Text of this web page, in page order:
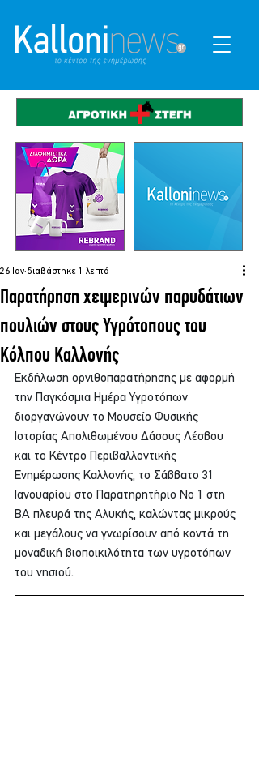
Παρατήρηση χειμερινών παρυδάτιων
πουλιών στους Υγρότοπους του
Κόλπου Καλλονής
26 Ιαν διαβάστηκε 1 λεπτά
Εκδήλωση ορνιθοπαρατήρησης με αφορμή
την Παγκόσμια Ημέρα Υγροτόπων
διοργανώνουν το Μουσείο Φυσικής
Ιστορίας Απολιθωμένου Δάσους Λέσβου
και το Κέντρο Περιβαλλοντικής
Ενημέρωσης Καλλονής, το Σάββατο 31
Ιανουαρίου στο Παρατηρητήριο Νο 1 στη
ΒΑ πλευρά της Αλυκής, καλώντας μικρούς
και μεγάλους να γνωρίσουν από κοντά τη
μοναδική βιοποικιλότητα των υγροτόπων
του νησιού.